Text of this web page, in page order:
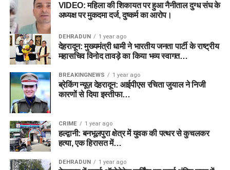
VIDEO: महिला की शिकायत पर हुआ नैनीताल दुग्ध संघ के
अध्यक्ष पर मुकदमा दर्ज, दुष्कर्म का आरोप।
DEHRADUN 1 year ago
देहरादून: मुख्यमंत्री धामी ने भारतीय जनता पार्टी के राष्ट्रीय
महासचिव विनोद तावड़े का किया भव्य स्वागत…
BREAKINGNEWS 1 year ago
ब्रेकिंग न्यूज़ देहरादून: आईपीएस रचिता जुयाल ने निजी
कारणों से दिया इस्तीफा…
CRIME 1 year ago
हल्द्वानी: बनभूलपुरा क्षेत्र में युवक की पत्थर से कुचलकर
हत्या, एक हिरासत में…
DEHRADUN 1 year ago